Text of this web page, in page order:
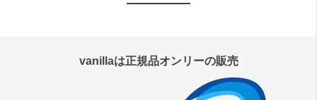
vanillaは正規品オンリーの販売